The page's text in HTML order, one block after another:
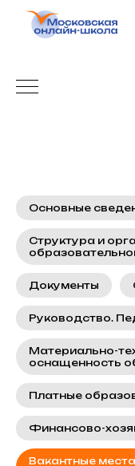
Основные
Структура и
Документы
Руководство.
Материально-
оснащенность
Платные
Финансово-
Вакантные